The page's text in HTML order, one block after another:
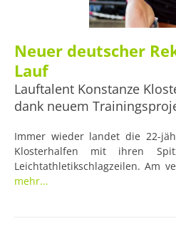
Neuer deutscher
Lauf
Lauftalent Konstanze
dank neuem
Immer wieder landet die 22-
Klosterhalfen mit ihren
Leichtathletikschlagzeilen. Am
ist es ihr gelungen, den 20 Jahre
mehr...